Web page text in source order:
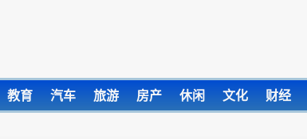
教育 汽车 旅游 房产 休闲 文化 财经